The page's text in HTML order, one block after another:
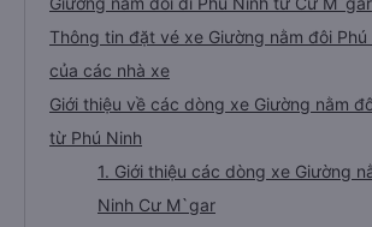
Thông tin đặt vé xe Giường nằm đôi
của các nhà xe
Giới thiệu về các dòng xe Giường nằm
từ Phú Ninh
1. Giới thiệu các dòng xe Giường
Ninh Cư M`gar